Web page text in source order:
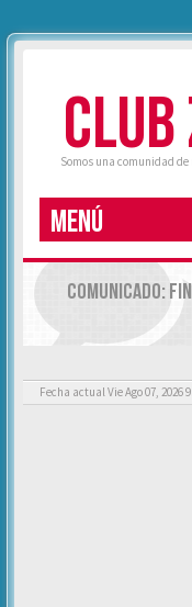
Somos una comunidad
MENÚ
COMUNICADO:
Fecha actual Vie Ago 07, 2026